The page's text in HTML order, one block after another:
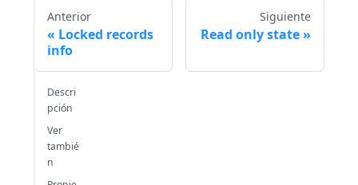
Anterior
Locked records
info
Siguiente
Read only state
Descri
pción
Ver
tambié
n